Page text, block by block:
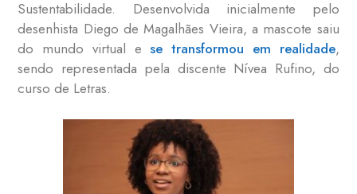
Sustentabilidade. Desenvolvida inicialmente pelo
desenhista Diego de Magalhães Vieira, a mascote saiu
do mundo virtual ese transformou em realidade,
sendo representada pela discente Nívea Rufino, do
curso de Letras.